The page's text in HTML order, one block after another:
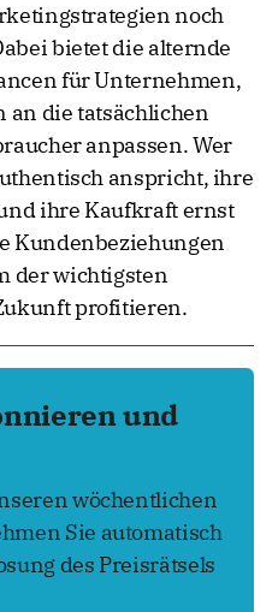
noch
bietet die alternde
für Unternehmen,
die tatsächlichen
anpassen. Wer
anspricht, ihre
ihre Kaufkraft ernst
Kundenbeziehungen
der wichtigsten
profitieren.
und
wöchentlichen
Sie automatisch
des Preisrätsels